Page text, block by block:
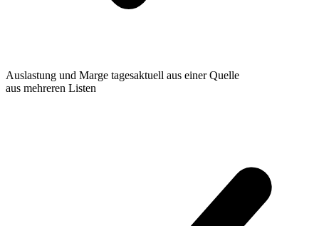
Auslastung und Marge tagesaktuell aus einer Quelle
aus mehreren Listen